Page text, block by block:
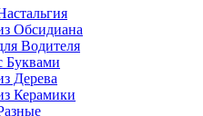
Обсидиана
Водителя
Буквами
Дерева
Керамики